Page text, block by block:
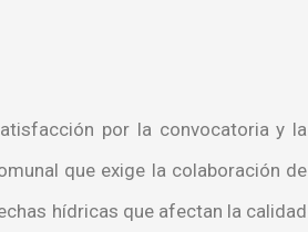
por la convocatoria y la
que exige la colaboración de
hídricas que afectan la calidad